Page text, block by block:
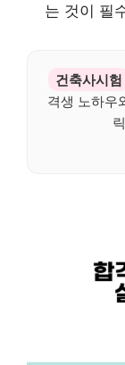
는 것이 필
건축사시험
격생 노하우